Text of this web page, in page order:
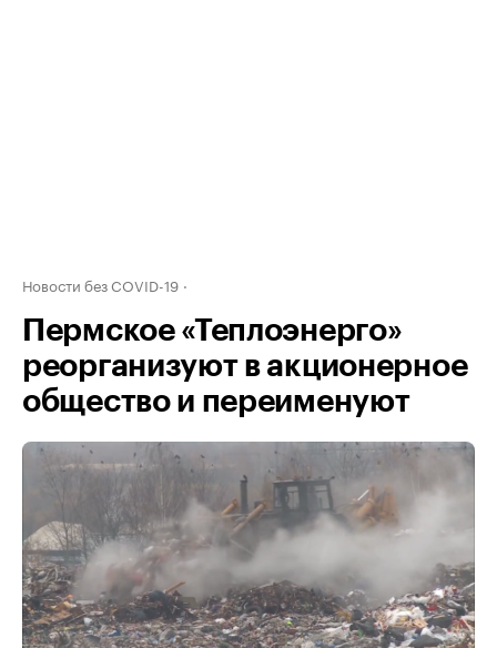
Новости без COVID-19
Пермское «Теплоэнерго»
реорганизуют в акционерное
общество и переименуют